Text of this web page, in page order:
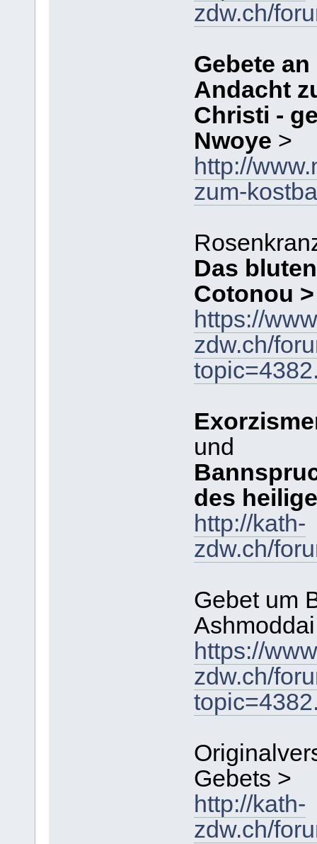
zdw.ch/
Gebete
Andacht
Christi -
Nwoye >
http://
zum-
Das
Cotonou >
https://
zdw.ch/
und
des
http://kath-
zdw.ch/
Gebet um
https://
zdw.ch/
Gebets >
http://kath-
zdw.ch/